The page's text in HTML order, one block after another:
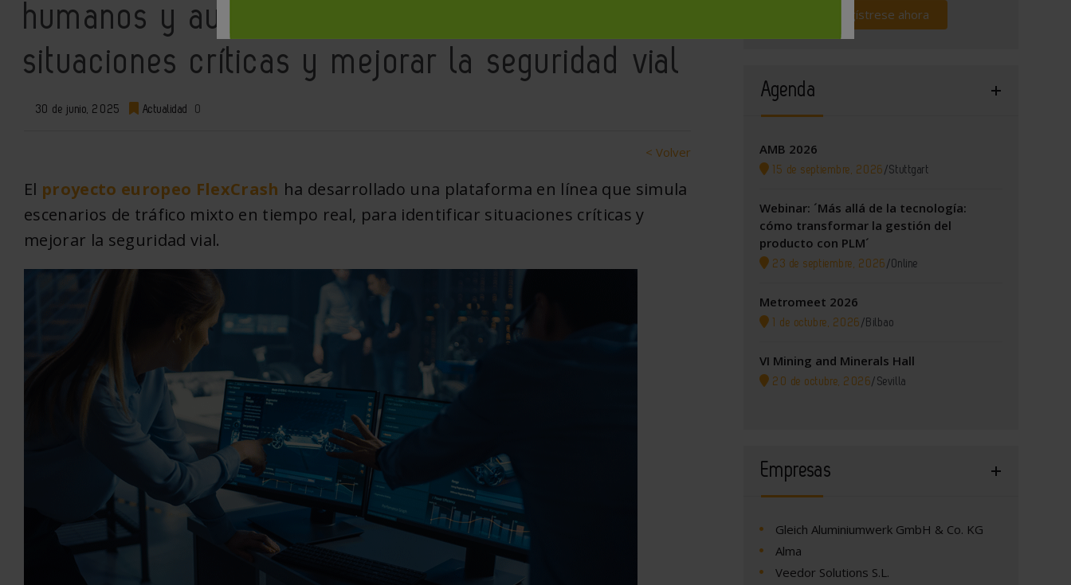
humanos y autónomos para identificar
situaciones críticas y mejorar la seguridad vial
30 de junio, 2025 Actualidad 0
< Volver
El proyecto europeo FlexCrash ha desarrollado una plataforma en línea que simula
escenarios de tráfico mixto en tiempo real, para identificar situaciones críticas y
mejorar la seguridad vial.
Regístrese ahora
Agenda
AMB 2026
15 de septiembre, 2026 /Stuttgart
Webinar: ´Más allá de la tecnología:
cómo transformar la gestión del
producto con PLM´
23 de septiembre, 2026 /Online
Metromeet 2026
1 de octubre, 2026 / Bilbao
VI Mining and Minerals Hall
20 de octubre, 2026/ Sevilla
Empresas
Gleich Aluminiumwerk GmbH & Co. KG
Alma
Veedor Solutions S.L.